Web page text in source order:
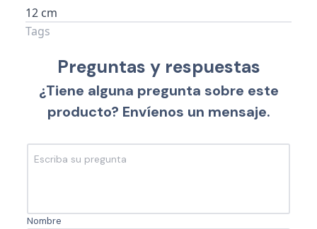
12 cm
Tags
Preguntas y respuestas
¿Tiene alguna pregunta sobre este
producto? Envíenos un mensaje.
Nombre